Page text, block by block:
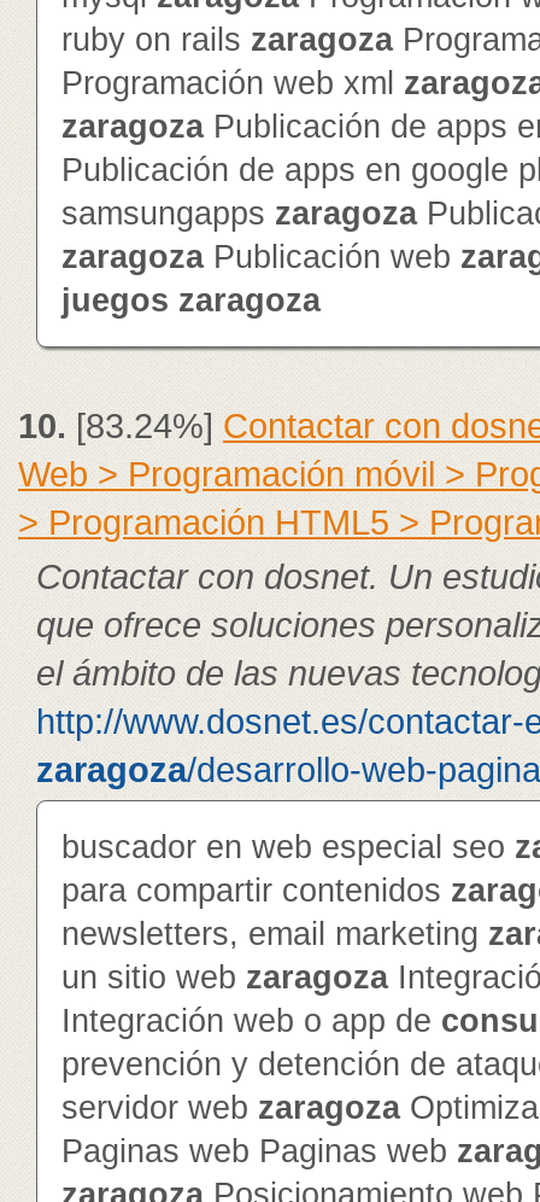
ruby on rails zaragoza
Programación web xml
zaragozaPublicación de apps
Publicación de apps en google
samsungapps zaragoza
zaragozaPublicación web
juegos zaragoza
10.[83.24%]Contactar con
Web > Programación móvil >
> Programación HTML5 >
Contactar con dosnet. Un
que ofrece soluciones
el ámbito de las nuevas
http://www.dosnet.es/contactar-
zaragoza/desarrollo-web-
buscador en web especial seo
para compartir contenidos
newsletters, email marketing
un sitio web zaragoza
Integración web o app de
prevención y detención de
servidor web zaragoza
Paginas web Paginas web
zaragozaPosicionamiento web